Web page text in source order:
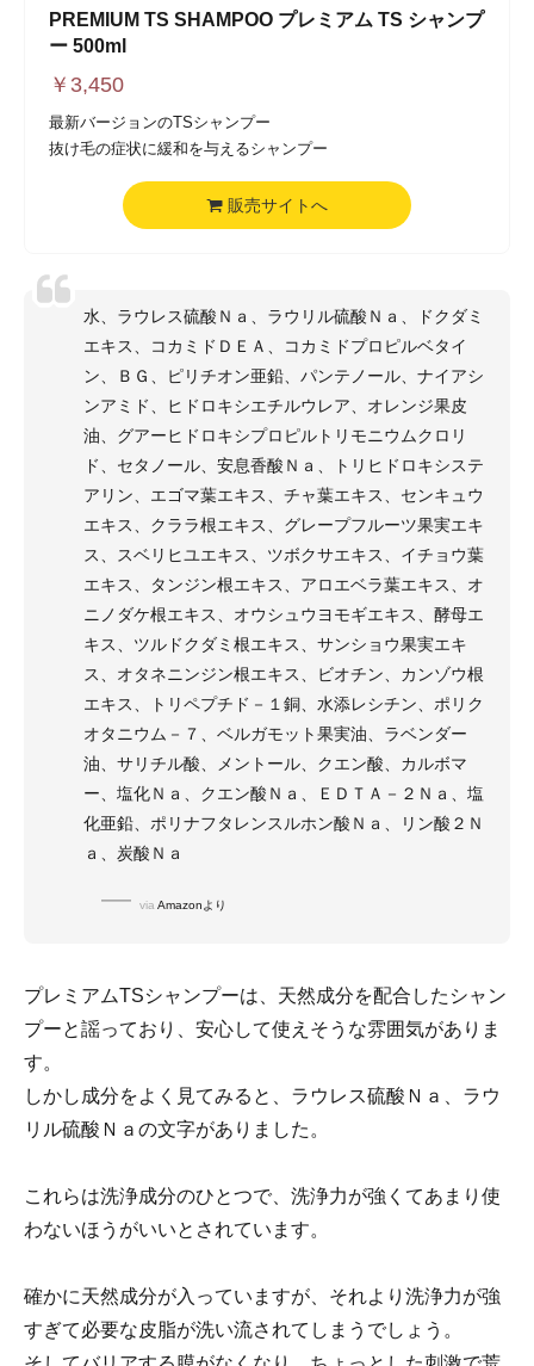
PREMIUM TS SHAMPOO プレミアム TS シャンプ
ー 500ml
￥ 3,450
最新バージョンのTSシャンプー
抜け毛の症状に緩和を与えるシャンプー
販売サイトへ
水、ラウレス硫酸Ｎａ、ラウリル硫酸Ｎａ、ドクダミ
エキス、コカミドＤＥＡ、コカミドプロピルベタイ
ン、ＢＧ、ピリチオン亜鉛、パンテノール、ナイアシ
ンアミド、ヒドロキシエチルウレア、オレンジ果皮
油、グアーヒドロキシプロピルトリモニウムクロリ
ド、セタノール、安息香酸Ｎａ、トリヒドロキシステ
アリン、エゴマ葉エキス、チャ葉エキス、センキュウ
エキス、クララ根エキス、グレープフルーツ果実エキ
ス、スベリヒユエキス、ツボクサエキス、イチョウ葉
エキス、タンジン根エキス、アロエベラ葉エキス、オ
ニノダケ根エキス、オウシュウヨモギエキス、酵母エ
キス、ツルドクダミ根エキス、サンショウ果実エキ
ス、オタネニンジン根エキス、ビオチン、カンゾウ根
エキス、トリペプチド－１銅、水添レシチン、ポリク
オタニウム－７、ベルガモット果実油、ラベンダー
油、サリチル酸、メントール、クエン酸、カルボマ
ー、塩化Ｎａ、クエン酸Ｎａ、ＥＤＴＡ－２Ｎａ、塩
化亜鉛、ポリナフタレンスルホン酸Ｎａ、リン酸２Ｎ
ａ、炭酸Ｎａ
viaAmazonより
プレミアムTSシャンプーは、天然成分を配合したシャン
プーと謡っており、安心して使えそうな雰囲気がありま
す。
しかし成分をよく見てみると、ラウレス硫酸Ｎａ、ラウ
リル硫酸Ｎａの文字がありました。
これらは洗浄成分のひとつで、洗浄力が強くてあまり使
わないほうがいいとされています。
確かに天然成分が入っていますが、それより洗浄力が強
すぎて必要な皮脂が洗い流されてしまうでしょう。